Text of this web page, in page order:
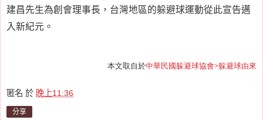
建昌先生為創會理事長，台灣地區的躲避球運動從此宣告邁
入新紀元。
本文取自於中華民國躲避球協會>躲避球由來
匿名 於 晚上11:36
分享